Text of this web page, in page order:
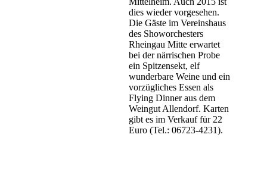
dies wieder vorgesehen.
Die Gäste im Vereinshaus
des Showorchesters
Rheingau Mitte erwartet
bei der närrischen Probe
ein Spitzensekt, elf
wunderbare Weine und ein
vorzügliches Essen als
Flying Dinner aus dem
Weingut Allendorf. Karten
gibt es im Verkauf für 22
Euro (Tel.: 06723-4231).